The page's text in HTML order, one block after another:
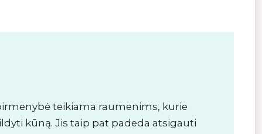
teikiama raumenims, kurie
kūną. Jis taip pat padeda atsigauti